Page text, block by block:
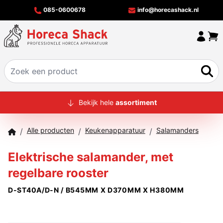
085-0600678 info@horecashack.nl
HOME
MERKEN
OFFERTECHECKER
CONTACT
Bekijk hele assortiment
/ Alle producten / Keukenapparatuur / Salamanders
Elektrische salamander, met
regelbare rooster
D-ST40A/D-N / B545MM X D370MM X H380MM